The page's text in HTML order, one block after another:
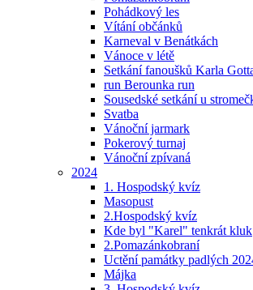
Pohádkový les
Vítání občánků
Karneval v Benátkách
Vánoce v létě
Setkání fanoušků Karla
run Berounka run
Sousedské setkání u
Svatba
Vánoční jarmark
Pokerový turnaj
Vánoční zpívaná
2024
1. Hospodský kvíz
Masopust
2.Hospodský kvíz
Kde byl "Karel" tenkrát kluk
2.Pomazánkobraní
Uctění památky padlých
Májka